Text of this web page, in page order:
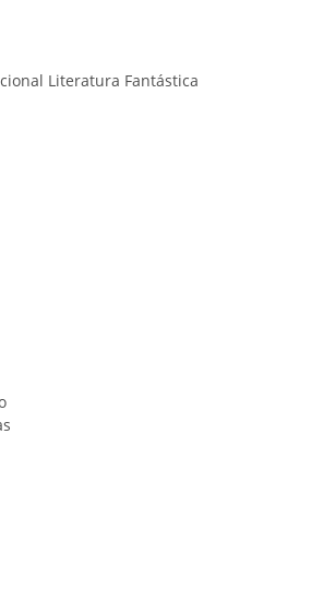
Literatura Fantástica